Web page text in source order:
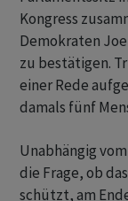
Kongress
Demokraten
zu bestätigen.
einer Rede
damals fünf
Unabhängig
die Frage, ob
schützt, am